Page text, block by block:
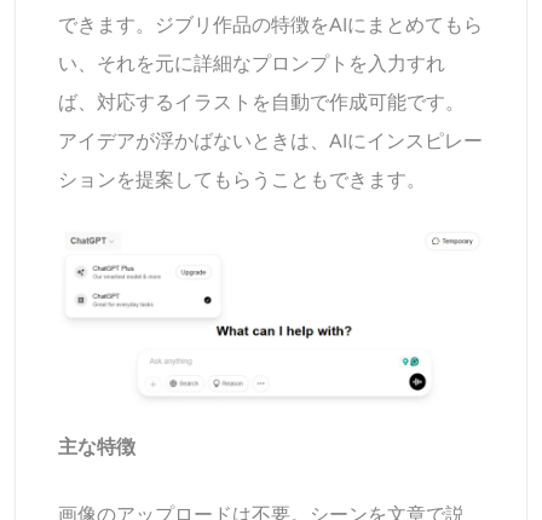
できます。ジブリ作品の特徴をAIにまとめてもら
い、それを元に詳細なプロンプトを入力すれ
ば、対応するイラストを自動で作成可能です。
アイデアが浮かばないときは、AIにインスピレー
ションを提案してもらうこともできます。
主な特徴
画像のアップロードは不要。シーンを文章で説